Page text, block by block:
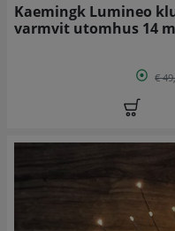
Kaemingk Lumineo
varmvit utomhus 14
€